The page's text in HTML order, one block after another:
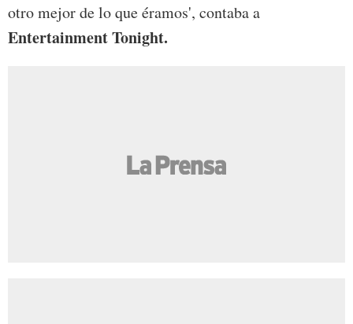
otro mejor de lo que éramos', contaba a
Entertainment Tonight.